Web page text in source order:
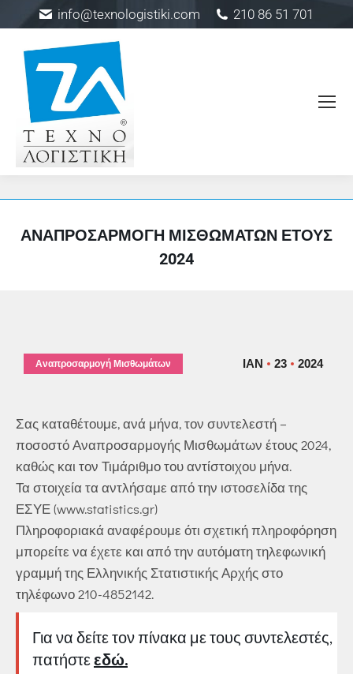
info@texnologistiki.com 210 86 51 701
ΑΝΑΠΡΟΣΑΡΜΟΓΉ ΜΙΣΘΩΜΆΤΩΝ ΈΤΟΥΣ
2024
ΙΑΝ 23 2024
Αναπροσαρμογή Μισθωμάτων
Σας καταθέτουμε, ανά μήνα, τον συντελεστή –
ποσοστό Αναπροσαρμογής Μισθωμάτων έτους 2024,
καθώς και τον Τιμάριθμο του αντίστοιχου μήνα.
Τα στοιχεία τα αντλήσαμε από την ιστοσελίδα της
ΕΣΥΕ (www.statistics.gr)
Πληροφοριακά αναφέρουμε ότι σχετική πληροφόρηση
μπορείτε να έχετε και από την αυτόματη τηλεφωνική
γραμμή της Ελληνικής Στατιστικής Αρχής στο
τηλέφωνο 210-4852142.
Για να δείτε τον πίνακα με τους συντελεστές,
πατήστεεδώ.